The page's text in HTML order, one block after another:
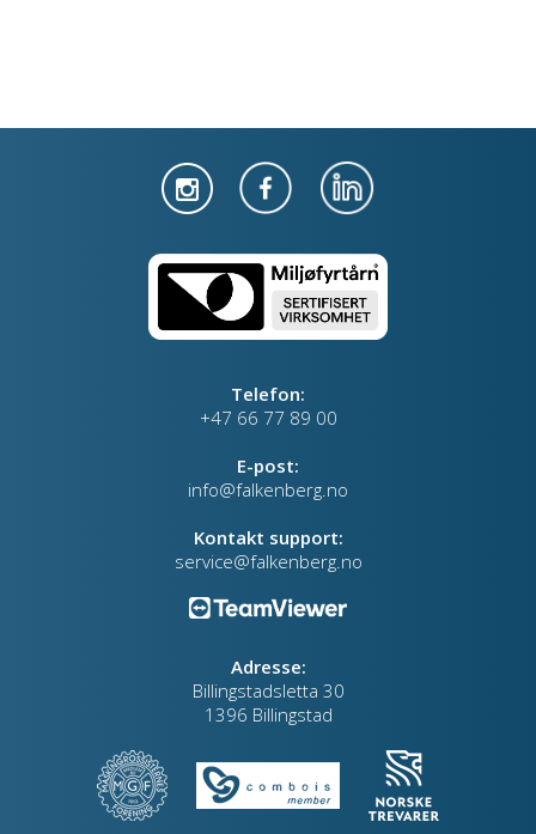
Telefon:
+47 66 77 89 00
E-post:
info@falkenberg.no
Kontakt support:
service@falkenberg.no
Adresse:
Billingstadsletta 30
1396 Billingstad